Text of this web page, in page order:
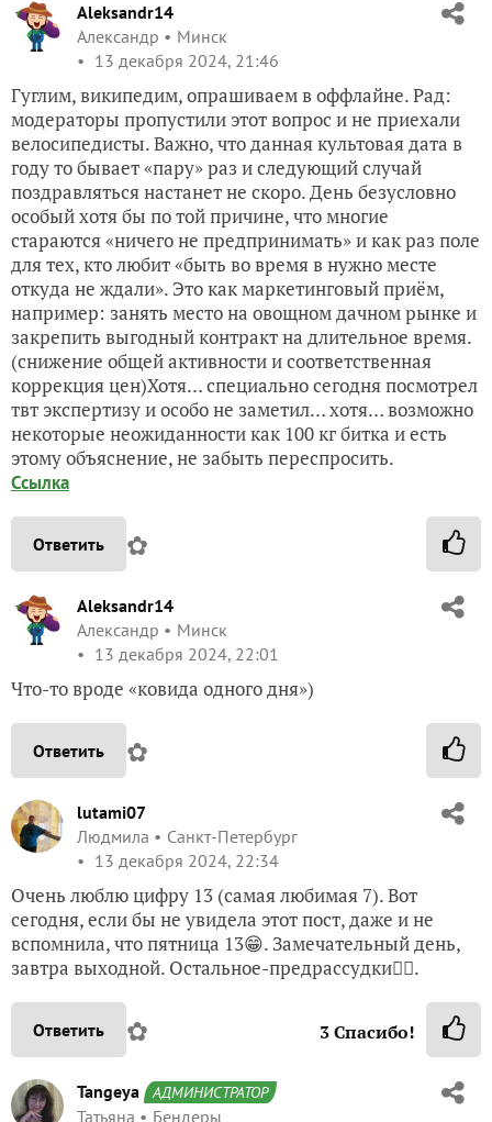
Aleksandr14
Александр
Минск
13 декабря 2024, 21:46
Гуглим, википедим, опрашиваем в оффлайне. Рад:
модераторы пропустили этот вопрос и не приехали
велосипедисты. Важно, что данная культовая дата в
году то бывает «пару» раз и следующий случай
поздравляться настанет не скоро. День безусловно
особый хотя бы по той причине, что многие
стараются «ничего не предпринимать» и как раз поле
для тех, кто любит «быть во время в нужно месте
откуда не ждали». Это как маркетинговый приём,
например: занять место на овощном дачном рынке и
закрепить выгодный контракт на длительное время.
(снижение общей активности и соответственная
коррекция цен)Хотя… специально сегодня посмотрел
твт экспертизу и особо не заметил… хотя… возможно
некоторые неожиданности как 100 кг битка и есть
этому объяснение, не забыть переспросить.
Ссылка
Ответить ✿
Aleksandr14
Александр
Минск
13 декабря 2024, 22:01
Что-то вроде «ковида одного дня»)
Ответить ✿
lutami07
Людмила
Санкт-Петербург
13 декабря 2024, 22:34
Очень люблю цифру 13 (самая любимая 7). Вот
сегодня, если бы не увидела этот пост, даже и не
вспомнила, что пятница 13😁. Замечательный день,
завтра выходной. Остальное-предрассудки🤷‍♂️.
Ответить ✿ 3Спасибо!
Tangeya АДМИНИСТРАТОР
Татьяна Бендеры